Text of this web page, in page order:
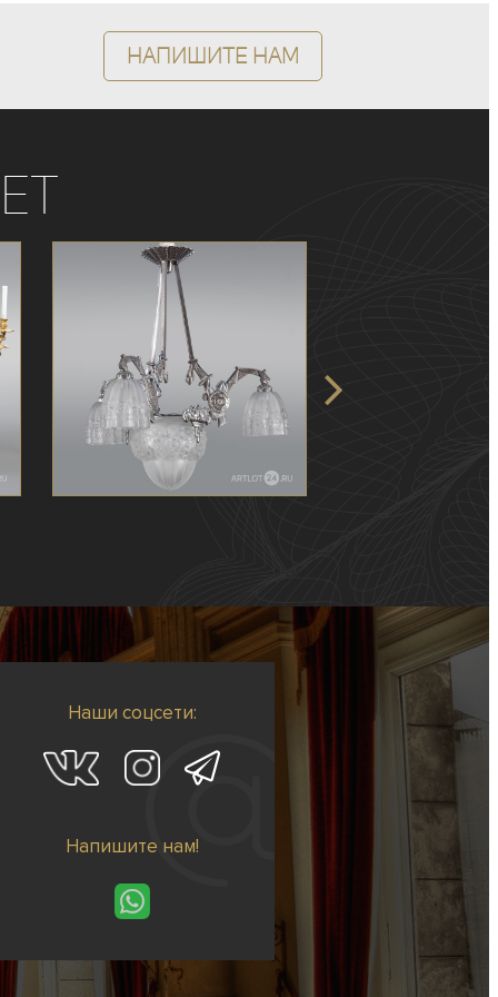
Напишите нам
Наши соцсети:
Напишите нам!